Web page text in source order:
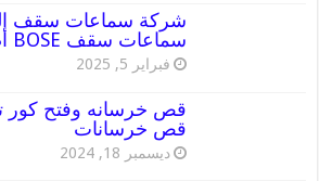
سماعات سقف BOSE أصلية
فبراير 5, 2025
قص خرسانات
ديسمبر 18, 2024